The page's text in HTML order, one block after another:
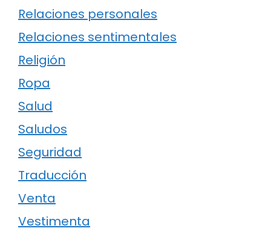
Relaciones personales
Relaciones sentimentales
Religión
Ropa
Salud
Saludos
Seguridad
Traducción
Venta
Vestimenta